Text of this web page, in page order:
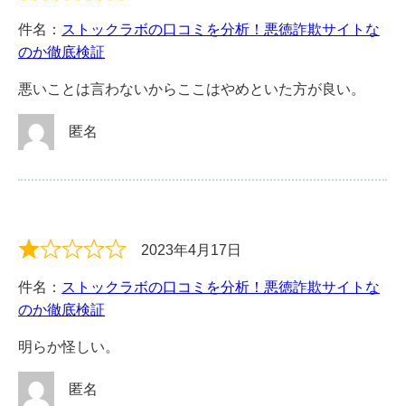
件名： ストックラボの口コミを分析！悪徳詐欺サイトな
のか徹底検証
悪いことは言わないからここはやめといた方が良い。
匿名
2023年4月17日
件名： ストックラボの口コミを分析！悪徳詐欺サイトな
のか徹底検証
明らか怪しい。
匿名